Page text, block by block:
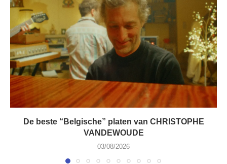
De beste “Belgische” platen van CHRISTOPHE
VANDEWOUDE
03/08/2026